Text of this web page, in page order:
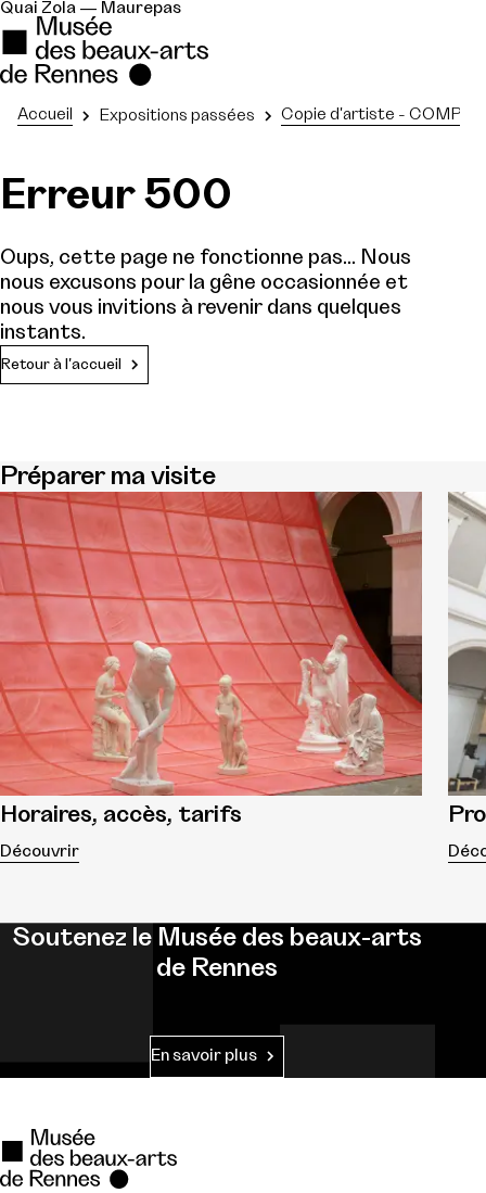
Quai Zola — Maurepas
Accueil Expositions passées Copie d'artiste -
Erreur 500
Oups, cette page ne fonctionne pas... Nous
nous excusons pour la gêne occasionnée et
nous vous invitions à revenir dans quelques
instants.
Retour à l'accueil
Préparer ma visite
Horaires, accès, tarifs
Découvrir
Soutenez le Musée des beaux-arts
de Rennes
En savoir plus